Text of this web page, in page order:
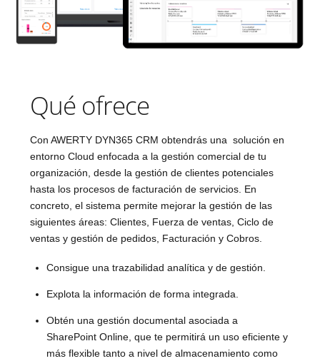
Qué ofrece
Con AWERTY DYN365 CRM obtendrás una solución en
entorno Cloud enfocada a la gestión comercial de tu
organización, desde la gestión de clientes potenciales
hasta los procesos de facturación de servicios. En
concreto, el sistema permite mejorar la gestión de las
siguientes áreas: Clientes, Fuerza de ventas, Ciclo de
ventas y gestión de pedidos, Facturación y Cobros.
Consigue una trazabilidad analítica y de gestión.
Explota la información de forma integrada.
Obtén una gestión documental asociada a
SharePoint Online, que te permitirá un uso eficiente y
más flexible tanto a nivel de almacenamiento como